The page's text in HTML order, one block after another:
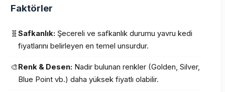
Faktörler
🧬 Safkanlık: Şecereli ve safkanlık durumu yavru kedi
fiyatlarını belirleyen en temel unsurdur.
🎨Renk & Desen: Nadir bulunan renkler (Golden, Silver,
Blue Point vb.) daha yüksek fiyatlı olabilir.